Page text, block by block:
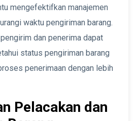
mengefektifkan manajemen
waktu pengiriman barang.
dan penerima dapat
status pengiriman barang
penerimaan dengan lebih
Pelacakan dan